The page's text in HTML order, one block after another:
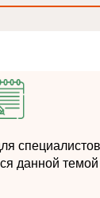
данной темой